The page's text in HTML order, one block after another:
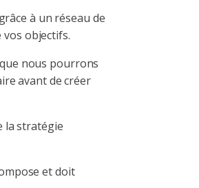
à un réseau de
objectifs.
nous pourrons
avant de créer
la stratégie
et doit